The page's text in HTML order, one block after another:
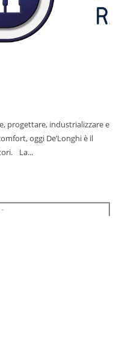
progettare, industrializzare e
oggi De’Longhi è il
La...
-